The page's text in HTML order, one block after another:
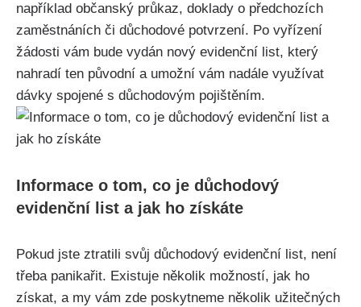
například občanský průkaz, doklady o předchozích
zaměstnáních či důchodové potvrzení. Po vyřízení
žádosti vám bude vydán nový evidenční list, který
nahradí ten původní a umožní vám nadále využívat
dávky spojené s důchodovým pojištěním.
Informace o tom, co je důchodový
evidenční list a jak ho získáte
Pokud jste ztratili svůj důchodový evidenční list, není
třeba panikařit. Existuje několik možností, jak ho
získat, a my vám zde poskytneme několik užitečných